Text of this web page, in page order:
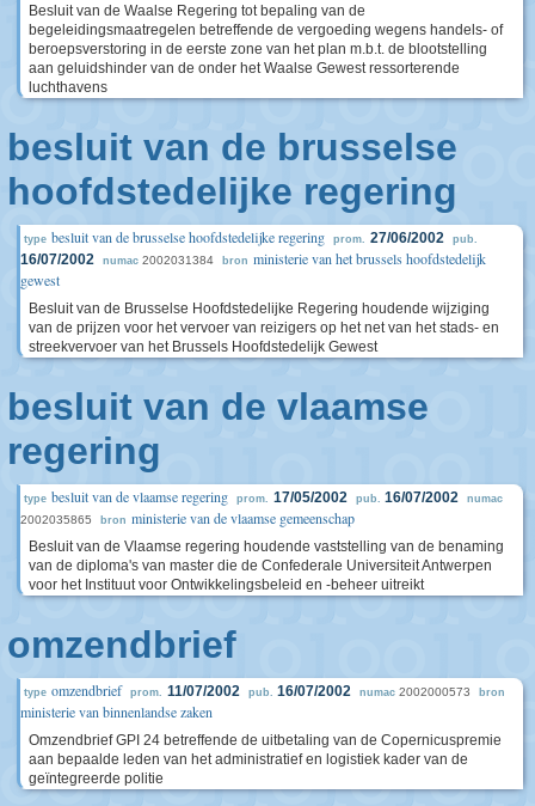
Besluit van de Waalse Regering tot bepaling van de
begeleidingsmaatregelen betreffende de vergoeding wegens handels- of
beroepsverstoring in de eerste zone van het plan m.b.t. de blootstelling
aan geluidshinder van de onder het Waalse Gewest ressorterende
luchthavens
besluit van de brusselse
hoofdstedelijke regering
type besluit van de brusselse hoofdstedelijke regering prom. 27/06/2002 pub.
16/07/2002 numac 2002031384 bron ministerie van het brussels hoofdstedelijk
gewest
Besluit van de Brusselse Hoofdstedelijke Regering houdende wijziging
van de prijzen voor het vervoer van reizigers op het net van het stads- en
streekvervoer van het Brussels Hoofdstedelijk Gewest
besluit van de vlaamse
regering
type besluit van de vlaamse regering prom. 17/05/2002 pub. 16/07/2002 numac
2002035865 bron ministerie van de vlaamse gemeenschap
Besluit van de Vlaamse regering houdende vaststelling van de benaming
van de diploma's van master die de Confederale Universiteit Antwerpen
voor het Instituut voor Ontwikkelingsbeleid en -beheer uitreikt
omzendbrief
type omzendbrief prom. 11/07/2002 pub. 16/07/2002 numac 2002000573 bron
ministerie van binnenlandse zaken
Omzendbrief GPI 24 betreffende de uitbetaling van de Copernicuspremie
aan bepaalde leden van het administratief en logistiek kader van de
geïntegreerde politie